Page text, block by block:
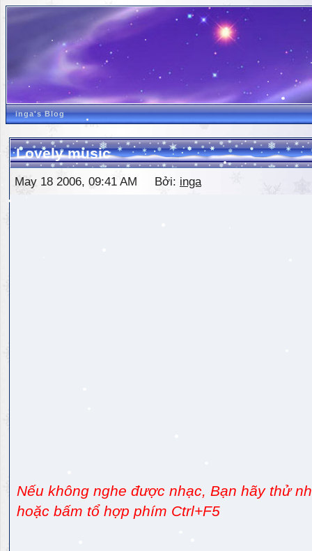
inga's Blog
Lovely music
May 18 2006, 09:41 AM Bởi: inga
Nếu không nghe được nhạc, Bạn hãy thử
hoặc bấm tổ hợp phím Ctrl+F5